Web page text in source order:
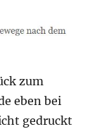
zum
eben bei
gedruckt